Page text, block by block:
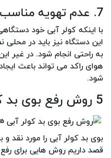
7. عدم تهویه مناسب
با اینکه کولر آبی خود
این دستگاه نیز باید در
به راحتی انجام شود. در
هوای راکد می تواند باعث
شود.
5 روش رفع بوی بد کولر آبی
بوی بد کولر آبی را مورد نقد و
قصد داریم روش هایی برای